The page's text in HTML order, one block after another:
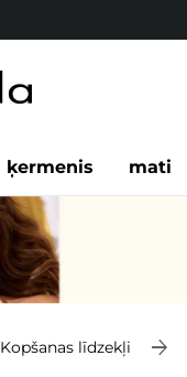
ķermenis mati
Kopšanas līdzekļi